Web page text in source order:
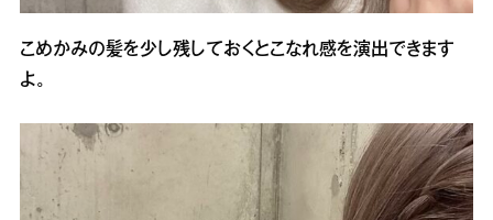
こめかみの髪を少し残しておくとこなれ感を演出できます
よ。